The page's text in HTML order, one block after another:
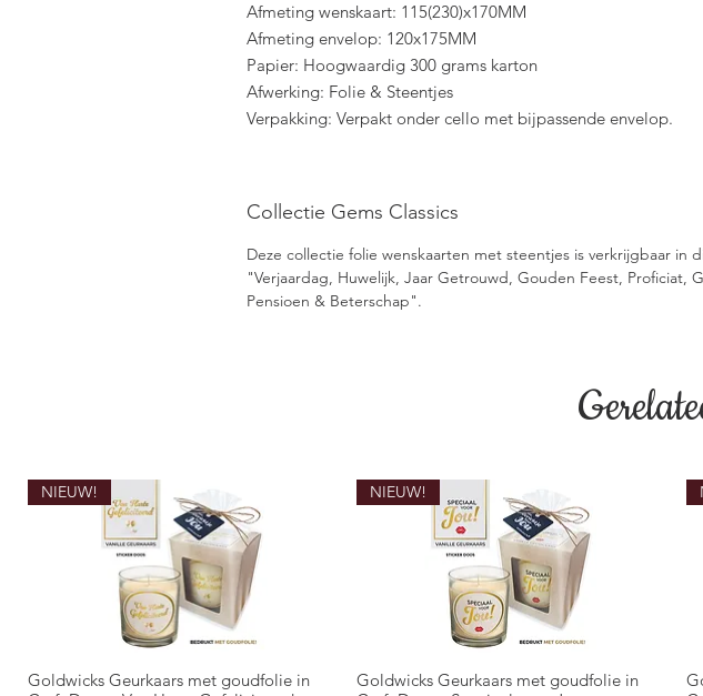
Afmeting wenskaart: 115(230)x170MM
Afmeting envelop: 120x175MM
Papier: Hoogwaardig 300 grams karton
Afwerking: Folie & Steentjes
Verpakking: Verpakt onder cello met bijpassende envelop.
Collectie Gems Classics
Deze collectie folie wenskaarten met steentjes is verkrijgbaar in
"Verjaardag, Huwelijk, Jaar Getrouwd, Gouden Feest, Proficiat,
Pensioen & Beterschap".
Snel overzicht
NIEUW!
Goldwicks Geurkaars met goudfolie in
Snel overzicht
NIEUW!
Goldwicks Geurkaars met goudfolie in